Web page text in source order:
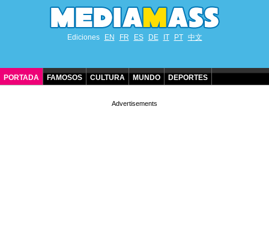
Ediciones EN FR ES DE IT PT 中文
PORTADA FAMOSOS CULTURA MUNDO DEPORTES